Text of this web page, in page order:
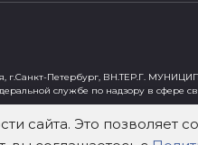
г.Санкт-Петербург, ВН.ТЕР.Г.
службе по надзору в сфере
сайта. Это